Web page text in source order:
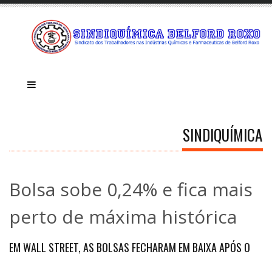
SINDIQUÍMICA
Bolsa sobe 0,24% e fica mais
perto de máxima histórica
EM WALL STREET, AS BOLSAS FECHARAM EM BAIXA APÓS O